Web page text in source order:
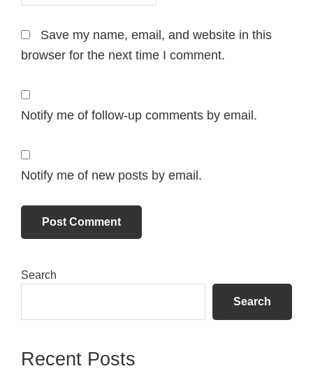
Save my name, email, and website in this
browser for the next time I comment.
Notify me of follow-up comments by email.
Notify me of new posts by email.
Primary
Search
Search
Recent Posts